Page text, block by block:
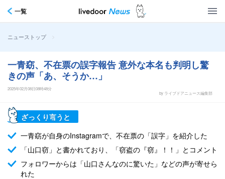
一覧
ニューストップ >
一青窈、不在票の誤字報告 意外な本名も判明し驚
きの声「あ、そうか…」
2025年02月08日08時48分
by ライブドアニュース編集部
ざっくり言うと
一青窈が自身のInstagramで、不在票の「誤字」を紹介した
「山口窃」と書かれており、「窃盗の『窃』！！」とコメント
フォロワーからは「山口さんなのに驚いた」などの声が寄せら
れた